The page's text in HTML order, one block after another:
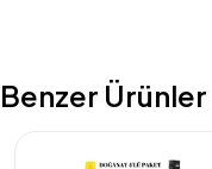
Benzer Ürünler